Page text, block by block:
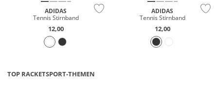
ADIDAS
Tennis Stirnband
12,00
ADIDAS
Tennis Stirnband
12,00
TOP RACKETSPORT-THEMEN